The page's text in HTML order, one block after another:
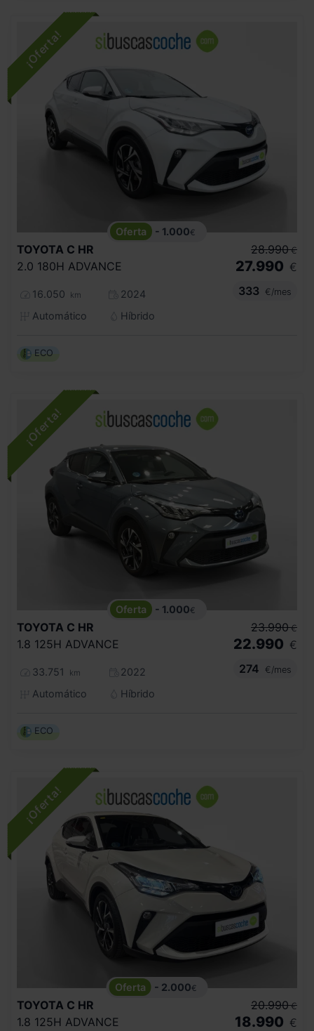
- 1.000€
TOYOTA C HR
2.0 180H ADVANCE
16.050 km
2024
Automático
Híbrido
28.990 €
27.990 €
333
€/mes
ECO
- 1.000€
TOYOTA C HR
1.8 125H ADVANCE
33.751 km
2022
Automático
Híbrido
23.990 €
22.990 €
274
€/mes
ECO
- 2.000€
TOYOTA C HR
1.8 125H ADVANCE
20.990 €
18.990 €